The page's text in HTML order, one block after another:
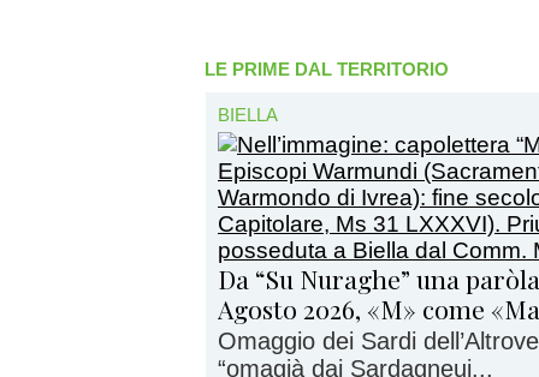
LE PRIME DAL TERRITORIO
BIELLA
Da “Su Nuraghe” una
Agosto 2026, «M» come
Omaggio dei Sardi
“omagià daj Sardagneuj...